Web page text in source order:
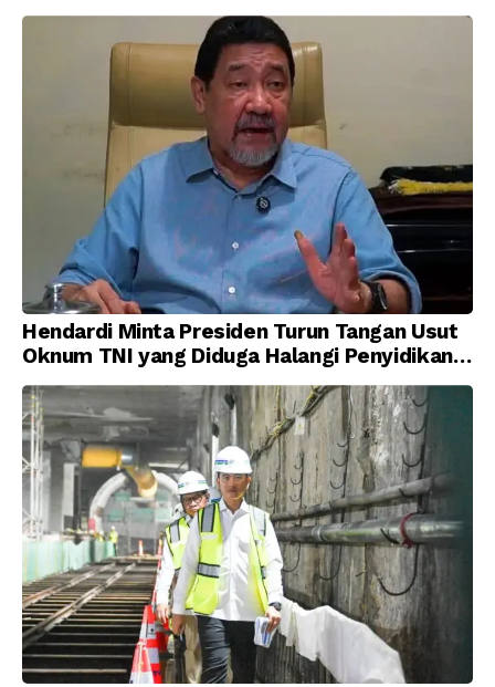
Hendardi Minta Presiden Turun Tangan Usut
Oknum TNI yang Diduga Halangi Penyidikan
Korupsi